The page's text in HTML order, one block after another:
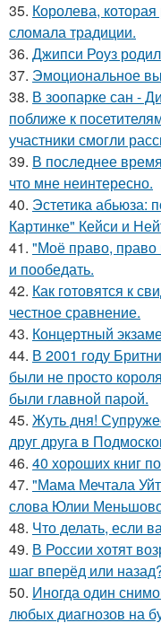
35. Королева,
сломала традиции.
36. Джипси Роуз
37. Эмоциональное
38. В зоопарке сан -
поближе к
участники смогли
39. В последнее
что мне неинтересно.
40. Эстетика абьюза:
Картинке" Кейси и
41. "Моё право, право
и пообедать.
42. Как готовятся к
честное сравнение.
43. Концертный
44. В 2001 году
были не просто
были главной парой.
45. Жуть дня!
друг друга в
46. 40 хороших книг
47. "Мама Мечтала
слова Юлии
48. Что делать, если
49. В России хотят
шаг вперёд или
50. Иногда один
любых диагнозов на